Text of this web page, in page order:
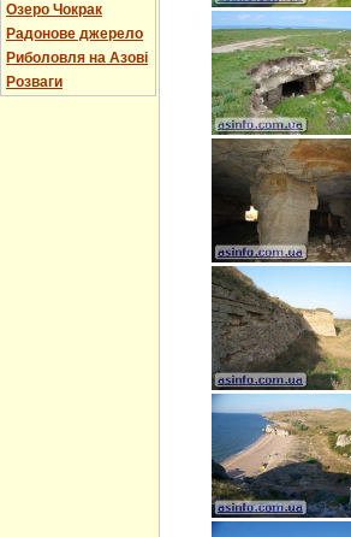
Озеро Чокрак
Радонове джерело
Риболовля на Азові
Розваги